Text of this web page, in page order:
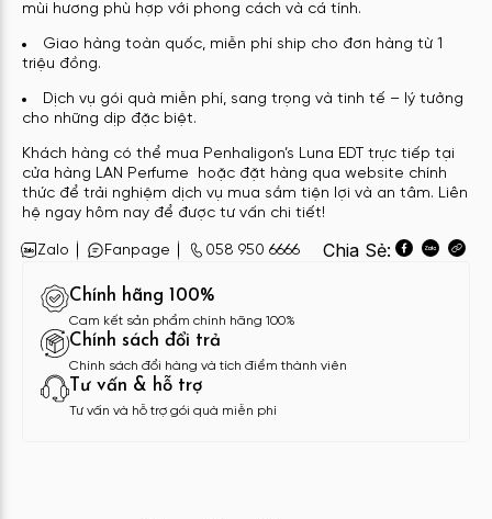
mùi hương phù hợp với phong cách và cá tính.
Giao hàng toàn quốc, miễn phí ship cho đơn hàng từ 1
triệu đồng.
Dịch vụ gói quà miễn phí, sang trọng và tinh tế – lý tưởng
cho những dịp đặc biệt.
Khách hàng có thể mua Penhaligon’s Luna EDT trực tiếp tại
cửa hàng LAN Perfume hoặc đặt hàng qua website chính
thức để trải nghiệm dịch vụ mua sắm tiện lợi và an tâm. Liên
hệ ngay hôm nay để được tư vấn chi tiết!
Zalo Fanpage 058 950 6666 Chia Sẻ:
Chính hãng 100%
Cam kết sản phẩm chính hãng 100%
Chính sách đổi trả
Chính sách đổi hàng và tích điểm thành viên
Tư vấn & hỗ trợ
Tư vấn và hỗ trợ gói quà miễn phí